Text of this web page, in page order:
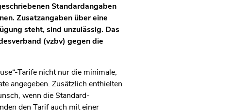
Standardangaben
Zusatzangaben über eine
steht, sind unzulässig. Das
(vzbv) gegen die
Tarife nicht nur die minimale,
angegeben. Zusätzlich enthielten
wenn die Standard-
den Tarif auch mit einer